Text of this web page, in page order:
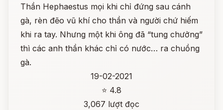
Thần Hephaestus mọi khi chỉ đứng sau cánh
gà, rèn đẽo vũ khí cho thần và người chứ hiếm
khi ra tay. Nhưng một khi ông đã “tung chưởng”
thì các anh thần khác chỉ có nước… ra chuồng
gà.
19-02-2021
⭐ 4.8
3,067 lượt đọc